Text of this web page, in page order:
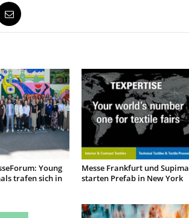
Young
trafen sich in
Messe Frankfurt und Supima
starten Prefab in New York